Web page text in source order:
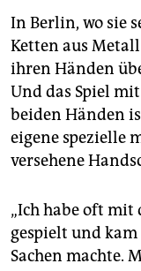
In Berlin, wo sie
Ketten aus
ihren Händen
Und das Spiel
beiden Händen
eigene spezielle
versehene
„Ich habe oft mit
gespielt und
Sachen machte.